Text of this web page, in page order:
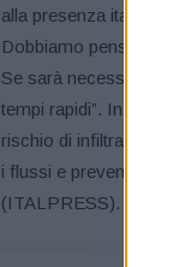
alla presenza italiana
Dobbiamo pensare
Se sarà necessario,
tempi rapidi”. Infine,
rischio di infiltrazioni
i flussi e prevenire i
(ITALPRESS).